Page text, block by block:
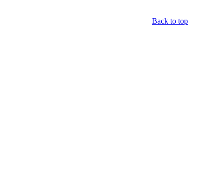
Back to top